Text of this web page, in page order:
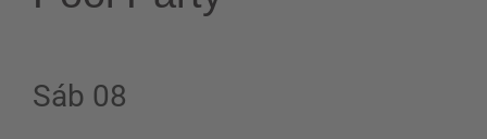
Sáb 08